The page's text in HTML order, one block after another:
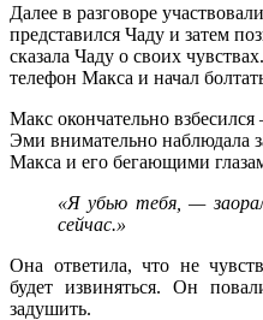
Далее в разговоре
представился Чаду и затем
сказала Чаду о своих
телефон Макса и начал
Макс окончательно
Эми внимательно наблюдала
Макса и его бегающими
«Я убью тебя, —
сейчас.»
Она ответила, что не
будет извиняться. Он
задушить.